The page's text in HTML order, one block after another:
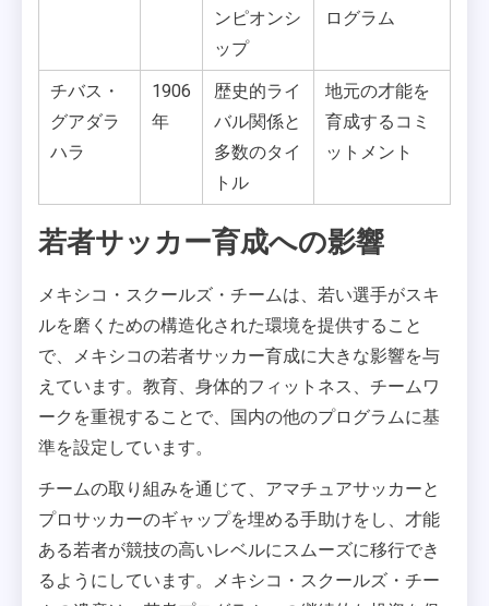
ンピオンシ
ップ
ログラム
チバス・
グアダラ
ハラ
1906
年
歴史的ライ
バル関係と
多数のタイ
トル
地元の才能を
育成するコミ
ットメント
若者サッカー育成への影響
メキシコ・スクールズ・チームは、若い選手がスキ
ルを磨くための構造化された環境を提供すること
で、メキシコの若者サッカー育成に大きな影響を与
えています。教育、身体的フィットネス、チームワ
ークを重視することで、国内の他のプログラムに基
準を設定しています。
チームの取り組みを通じて、アマチュアサッカーと
プロサッカーのギャップを埋める手助けをし、才能
ある若者が競技の高いレベルにスムーズに移行でき
るようにしています。メキシコ・スクールズ・チー